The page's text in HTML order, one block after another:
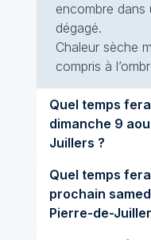
encombre dans
dégagé.
Chaleur sèche
compris à
Quel temps
dimanche 9 aout à Saint-Pierre-de-
Juillers ?
Quel temps
prochain samedi 15 aout à Saint-
Pierre-de-